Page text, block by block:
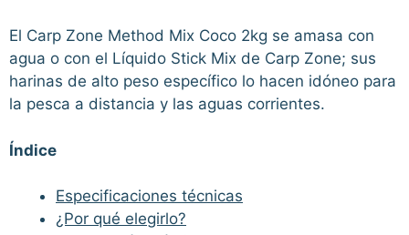
El Carp Zone Method Mix Coco 2kg se amasa con
agua o con el Líquido Stick Mix de Carp Zone; sus
harinas de alto peso específico lo hacen idóneo para
la pesca a distancia y las aguas corrientes.
Índice
Especificaciones técnicas
¿Por qué elegirlo?